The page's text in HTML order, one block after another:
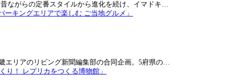
ながらの定番スタイルから進化を続け、イマドキ…
エリアのリビング新聞編集部の合同企画。5府県の…